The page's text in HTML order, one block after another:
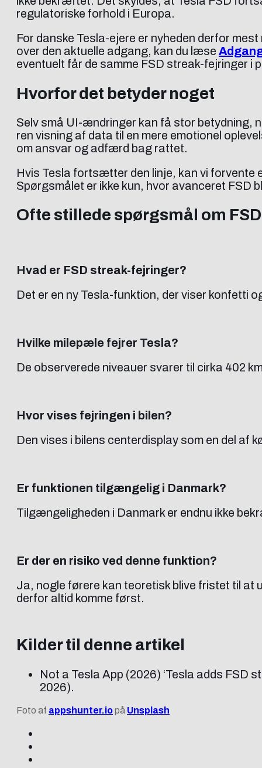
regulatoriske forhold i Europa.
For danske Tesla-ejere er nyheden derfor
over den aktuelle adgang, kan du læse
eventuelt får de samme FSD streak-fejringer i
Hvorfor det betyder noget
Selv små UI-ændringer kan få stor betydning,
ren visning af data til en mere emotionel
om ansvar og adfærd bag rattet.
Hvis Tesla fortsætter den linje, kan vi forvente
Spørgsmålet er ikke kun, hvor avanceret FSD
Ofte stillede spørgsmål om
Hvad er FSD streak-fejringer?
Det er en ny Tesla-funktion, der viser konfetti
Hvilke milepæle fejrer Tesla?
De observerede niveauer svarer til cirka 402
Hvor vises fejringen i bilen?
Den vises i bilens centerdisplay som en del af
Er funktionen tilgængelig i Danmark?
Tilgængeligheden i Danmark er endnu ikke
Er der en risiko ved denne funktion?
Ja, nogle førere kan teoretisk blive fristet til at
derfor altid komme først.
Kilder til denne artikel
Not a Tesla App (2026) ‘Tesla adds FSD
2026).
Foto af appshunter.iopå Unsplash